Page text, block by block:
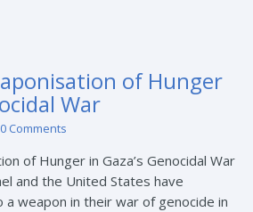
of Hunger
War
0 Comments
of Hunger in Gaza’s Genocidal War
and the United States have
weapon in their war of genocide in